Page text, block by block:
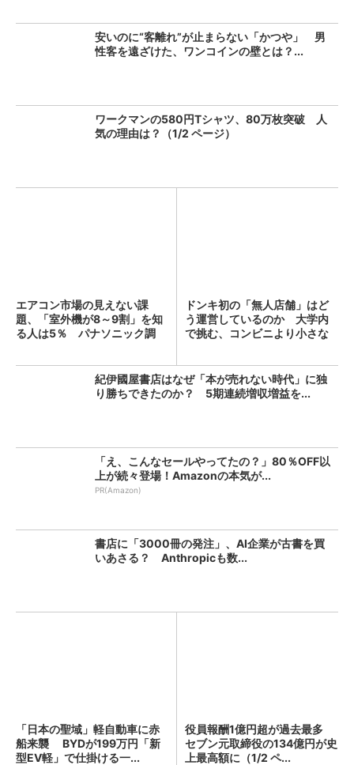
安いのに“客離れ”が止まらない「かつや」 男
性客を遠ざけた、ワンコインの壁とは？...
ワークマンの580円Tシャツ、80万枚突破 人
気の理由は？（1/2 ページ）
エアコン市場の見えない課
題、「室外機が8～9割」を知
る人は5％ パナソニック調
ドンキ初の「無人店舗」はど
う運営しているのか 大学内
で挑む、コンビニより小さな
紀伊國屋書店はなぜ「本が売れない時代」に独
り勝ちできたのか？ 5期連続増収増益を...
「え、こんなセールやってたの？」80％OFF以
上が続々登場！Amazonの本気が...
PR(Amazon)
書店に「3000冊の発注」、AI企業が古書を買
いあさる？ Anthropicも数...
「日本の聖域」軽自動車に赤
船来襲 BYDが199万円「新
型EV軽」で仕掛ける一...
役員報酬1億円超が過去最多
セブン元取締役の134億円が史
上最高額に（1/2 ペ...